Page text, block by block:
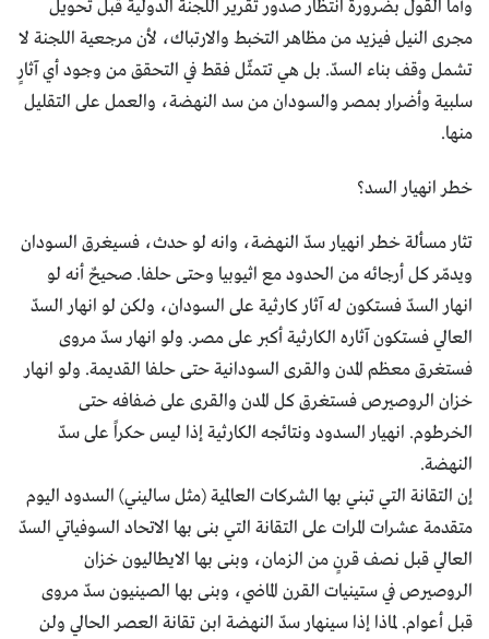
وأما القول بضرورة انتظار صدور تقرير اللجنة الدولية قبل تحويل
مجرى النيل فيزيد من مظاهر التخبط والارتباك، لأن مرجعية اللجنة لا
تشمل وقف بناء السدّ. بل هي تتمثّل فقط في التحقق من وجود أي آثارٍ
سلبية وأضرار بمصر والسودان من سد النهضة، والعمل على التقليل
منها.
خطر انهيار السد؟
تثار مسألة خطر انهيار سدّ النهضة، وانه لو حدث، فسيغرق السودان
ويدمّر كل أرجائه من الحدود مع اثيوبيا وحتى حلفا. صحيحٌ أنه لو
انهار السدّ فستكون له آثار كارثية على السودان، ولكن لو انهار السدّ
العالي فستكون آثاره الكارثية أكبر على مصر. ولو انهار سدّ مروى
فستغرق معظم المدن والقرى السودانية حتى حلفا القديمة. ولو انهار
خزان الروصيرص فستغرق كل المدن والقرى على ضفافه حتى
الخرطوم. انهيار السدود ونتائجه الكارثية إذا ليس حكراً على سدّ
النهضة.
إن التقانة التي تبني بها الشركات العالمية (مثل ساليني) السدود اليوم
متقدمة عشرات المرات على التقانة التي بنى بها الاتحاد السوفياتي السدّ
العالي قبل نصف قرنٍ من الزمان، وبنى بها الايطاليون خزان
الروصيرص في ستينيات القرن الماضي، وبنى بها الصينيون سدّ مروى
قبل أعوام. لماذا إذا سينهار سدّ النهضة ابن تقانة العصر الحالي ولن